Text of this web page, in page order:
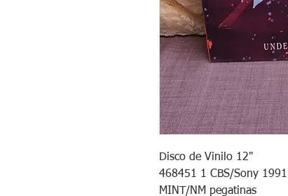
Disco de Vinilo 12"
468451 1 CBS/Sony 1991
MINT/NM pegatinas